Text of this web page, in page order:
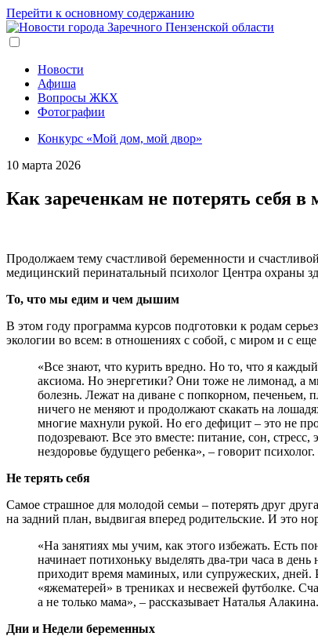
Перейти к основному содержанию
Новости
Афиша
Вопросы ЖКХ
Фотографии
Конкурс «Мой дом, мой двор»
10 марта 2026
Как зареченкам не потерять себя в
Продолжаем тему счастливой беременности и
медицинский перинатальный психолог Центра охраны
То, что мы едим и чем дышим
В этом году программа курсов подготовки к родам
экологии во всем: в отношениях с собой, с миром и с
«Все знают, что курить вредно. Но то, что я
аксиома. Но энергетики? Они тоже не лимонад, а
болезнь. Лежат на диване с попкорном, печеньем,
ничего не меняют и продолжают скакать на
многие махнули рукой. Но его дефицит – это не
подозревают. Все это вместе: питание, сон,
нездоровье будущего ребенка», – говорит психолог.
Не терять себя
Самое страшное для молодой семьи – потерять друг
на задний план, выдвигая вперед родительские. И это
«На занятиях мы учим, как этого избежать. Есть
начинает потихоньку выделять два-три часа в
приходит время маминых, или супружеских, дней.
«яжематерей» в трениках и несвежей футболке.
а не только мама», – рассказывает Наталья Алакина.
Дни и Недели беременных